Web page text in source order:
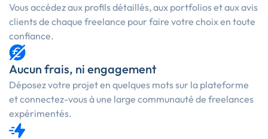
Vous accédez aux profils détaillés, aux portfolios et aux avis
clients de chaque freelance pour faire votre choix en toute
confiance.
Aucun frais, ni engagement
Déposez votre projet en quelques mots sur la plateforme
et connectez-vous à une large communauté de freelances
expérimentés.